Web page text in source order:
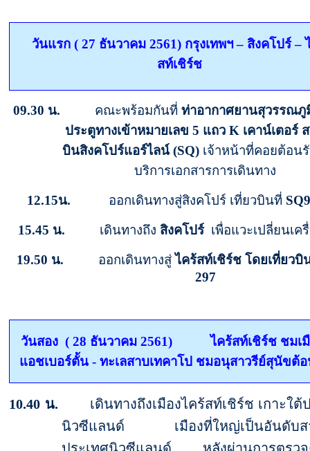
วันแรก ( 27 ธันวาคม 2561) กรุงเทพฯ– สิงคโปร์–
สท์เชิร์ช
09.30 น. คณะพร้อมกันที่ ท่าอากาศยานสุวรรณภู
ประตูทางเข้าหมายเลข 5 แถวK เคาน์เตอร์
บินสิงคโปร์แอร์ไลน์ (SQ)เจ้าหน้าที่คอยต้อน
บริการเอกสารการเดินทาง
12.15น. ออกเดินทางสู่สิงคโปร์ เที่ยวบินที่
15.45 น. เดินทางถึง สิงคโปร์ เพื่อแวะเปลี่ยนเค
19.50 น. ออกเดินทางสู่ไคร้สท์เชิร์ช โดยเที่ยวบิ
297
วันสอง ( 28 ธันวาคม 2561)
ไคร้สท์เชิร์ช ชม
แอชเบอร์ตั้น - ทะเลสาบเทคาโป ชมอนุสาวรีย์สุนัขต้
10.40น.
เดินทางถึงเมืองไคร้สท์เชิร์ช เกาะใต้
นิวซีแลนด์ เมืองที่ใหญ่เป็นอันดับส